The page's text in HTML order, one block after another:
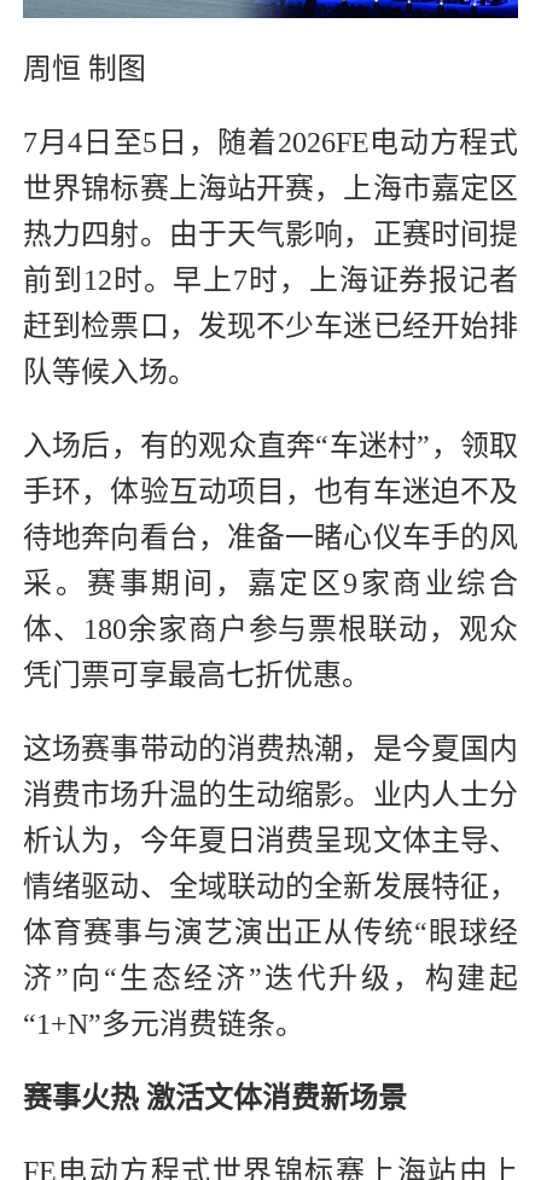
周恒 制图
7月4日至5日，随着2026FE电动方程式
世界锦标赛上海站开赛，上海市嘉定区
热力四射。由于天气影响，正赛时间提
前到12时。早上7时，上海证券报记者
赶到检票口，发现不少车迷已经开始排
队等候入场。
入场后，有的观众直奔“车迷村”，领取
手环，体验互动项目，也有车迷迫不及
待地奔向看台，准备一睹心仪车手的风
采。赛事期间，嘉定区9家商业综合
体、180余家商户参与票根联动，观众
凭门票可享最高七折优惠。
这场赛事带动的消费热潮，是今夏国内
消费市场升温的生动缩影。业内人士分
析认为，今年夏日消费呈现文体主导、
情绪驱动、全域联动的全新发展特征，
体育赛事与演艺演出正从传统“眼球经
济”向“生态经济”迭代升级，构建起
“1+N”多元消费链条。
赛事火热 激活文体消费新场景
FE电动方程式世界锦标赛上海站由上